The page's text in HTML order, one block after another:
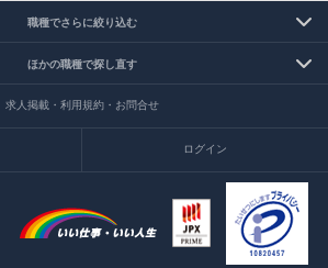
職種でさらに絞り込む
ほかの職種で探し直す
求人掲載・利用規約・お問合せ
ログイン